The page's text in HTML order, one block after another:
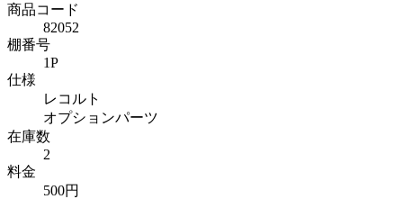
商品コード
82052
棚番号
1P
仕様
レコルト
オプションパーツ
在庫数
2
料金
500円